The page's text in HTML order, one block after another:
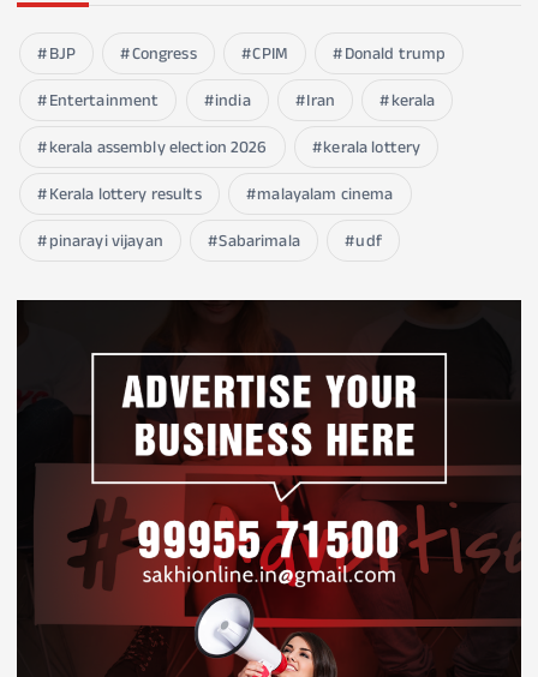
BJP Congress CPIM
Donald trump
Entertainment
india Iran
kerala
kerala assembly election 2026
kerala lottery
Kerala lottery results
malayalam cinema
pinarayi vijayan
Sabarimala udf